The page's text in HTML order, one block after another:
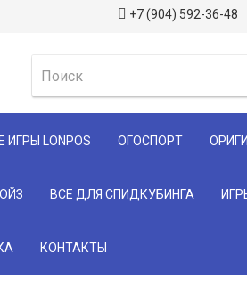
+7 (904) 592-36-48
LONPOS ОГОСПОРТ
ВСЕ ДЛЯ СПИДКУБИНГА
КОНТАКТЫ